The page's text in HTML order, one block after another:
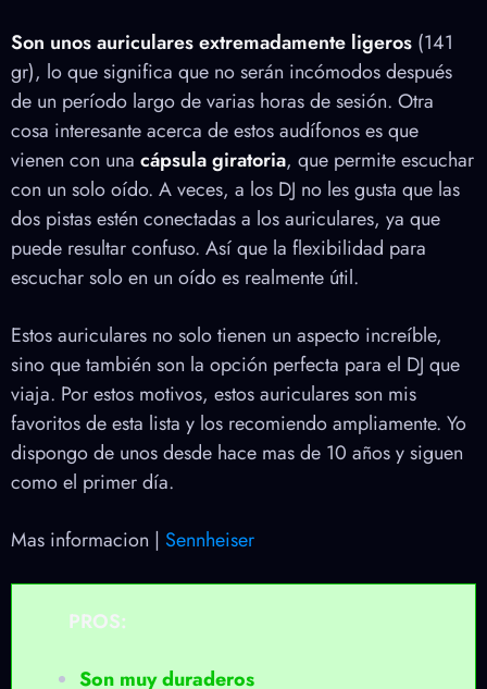
Son unos auriculares extremadamente ligeros (141
gr), lo que significa que no serán incómodos después
de un período largo de varias horas de sesión. Otra
cosa interesante acerca de estos audífonos es que
vienen con una cápsula giratoria, que permite escuchar
con un solo oído. A veces, a los DJ no les gusta que las
dos pistas estén conectadas a los auriculares, ya que
puede resultar confuso. Así que la flexibilidad para
escuchar solo en un oído es realmente útil.
Estos auriculares no solo tienen un aspecto increíble,
sino que también son la opción perfecta para el DJ que
viaja. Por estos motivos, estos auriculares son mis
favoritos de esta lista y los recomiendo ampliamente. Yo
dispongo de unos desde hace mas de 10 años y siguen
como el primer día.
Mas informacion | Sennheiser
PROS:
Son muy duraderos